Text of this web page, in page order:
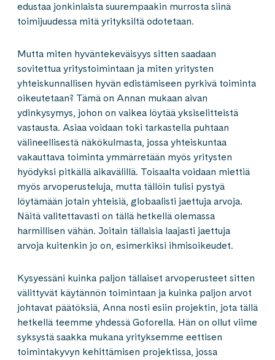
edustaa jonkinlaista suurempaakin murrosta siinä
toimijuudessa mitä yrityksiltä odotetaan.
Mutta miten hyväntekeväisyys sitten saadaan
sovitettua yritystoimintaan ja miten yritysten
yhteiskunnallisen hyvän edistämiseen pyrkivä toiminta
oikeutetaan? Tämä on Annan mukaan aivan
ydinkysymys, johon on vaikea löytää yksiselitteistä
vastausta. Asiaa voidaan toki tarkastella puhtaan
välineellisestä näkökulmasta, jossa yhteiskuntaa
vakauttava toiminta ymmärretään myös yritysten
hyödyksi pitkällä aikavälillä. Toisaalta voidaan miettiä
myös arvoperusteluja, mutta tällöin tulisi pystyä
löytämään jotain yhteisiä, globaalisti jaettuja arvoja.
Näitä valitettavasti on tällä hetkellä olemassa
harmillisen vähän. Joitain tällaisia laajasti jaettuja
arvoja kuitenkin jo on, esimerkiksi ihmisoikeudet.
Kysyessäni kuinka paljon tällaiset arvoperusteet sitten
välittyvät käytännön toimintaan ja kuinka paljon arvot
johtavat päätöksiä, Anna nosti esiin projektin, jota tällä
hetkellä teemme yhdessä Goforella. Hän on ollut viime
syksystä saakka mukana yrityksemme eettisen
toimintakyvyn kehittämisen projektissa, jossa